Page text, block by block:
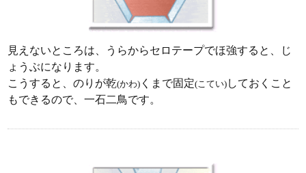
見えないところは、うらからセロテープでほ強すると、じ
ょうぶになります。
こうすると、のりが乾(かわ) くまで固定(こてい) しておくこと
もできるので、一石二鳥です。